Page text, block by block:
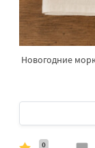
Новогодние
0